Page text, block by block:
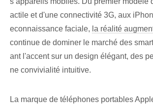
actile et d'une connectivité 3G, aux
econnaissance faciale, la réalité
continue de dominer le marché des
ant l'accent sur un design élégant, des
ne convivialité intuitive.
La marque de téléphones portables